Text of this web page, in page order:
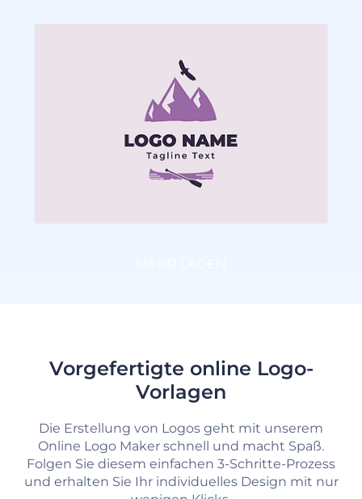
Vorgefertigte online Logo-
Vorlagen
Die Erstellung von Logos geht mit unserem
Online Logo Maker schnell und macht Spaß.
Folgen Sie diesem einfachen 3-Schritte-Prozess
und erhalten Sie Ihr individuelles Design mit nur